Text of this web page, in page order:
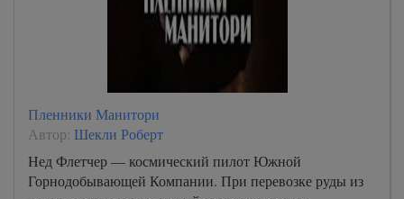
Пленники Манитори
Автор: Шекли Роберт
Нед Флетчер — космический пилот Южной
Горнодобывающей Компании. При перевозке руды из